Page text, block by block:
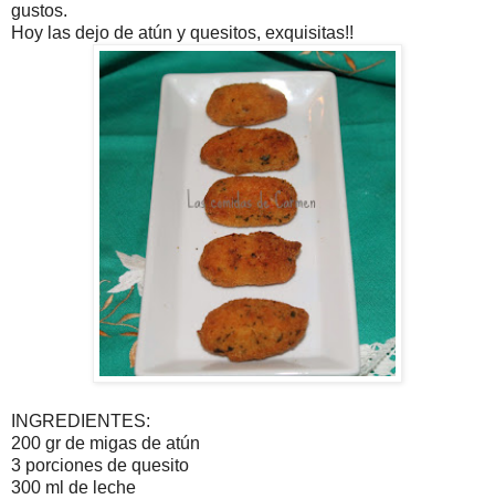
gustos.
Hoy las dejo de atún y quesitos, exquisitas!!
INGREDIENTES:
200 gr de migas de atún
3 porciones de quesito
300 ml de leche